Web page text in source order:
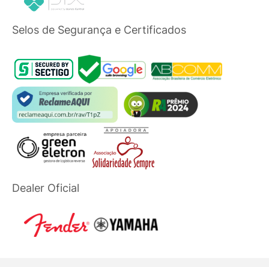
Selos de Segurança e Certificados
Dealer Oficial